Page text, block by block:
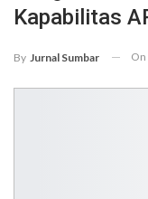
Kapabilitas
By Jurnal Sumbar On